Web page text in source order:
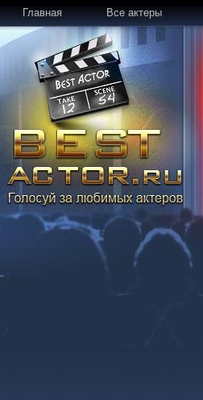
Главная Все актеры